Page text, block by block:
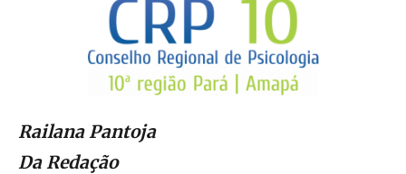
Railana Pantoja
Da Redação